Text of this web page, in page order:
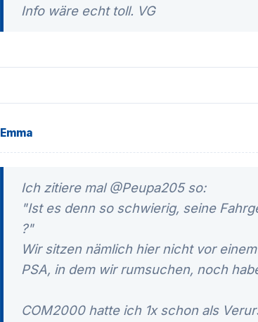
Info wäre echt toll. VG
Emma
Ich zitiere mal @Peupa205 so:
"Ist es denn so schwierig, seine
?"
Wir sitzen nämlich hier nicht vor
PSA, in dem wir rumsuchen, noch
COM2000 hatte ich 1x schon als